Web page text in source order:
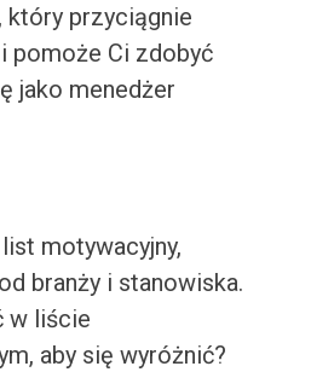
który przyciągnie
pomoże Ci zdobyć
jako menedżer
motywacyjny,
branży i stanowiska.
w liście
aby się wyróżnić?